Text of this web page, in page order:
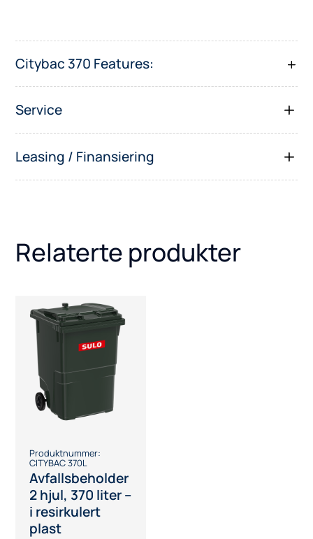
Citybac 370 Features:
Service
Leasing / Finansiering
Relaterte produkter
Produktnummer:
CITYBAC 370L
Avfallsbeholder
2 hjul, 370 liter –
i resirkulert
plast